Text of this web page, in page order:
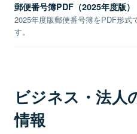
郵便番号簿PDF（2025年度版）
2025年度版郵便番号簿をPDF形式
す。
ビジネス・法人
情報